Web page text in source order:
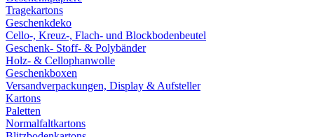
Tragekartons
Geschenkdeko
Cello-, Kreuz-, Flach- und Blockbodenbeutel
Geschenk- Stoff- & Polybänder
Holz- & Cellophanwolle
Geschenkboxen
Versandverpackungen, Display & Aufsteller
Kartons
Paletten
Normalfaltkartons